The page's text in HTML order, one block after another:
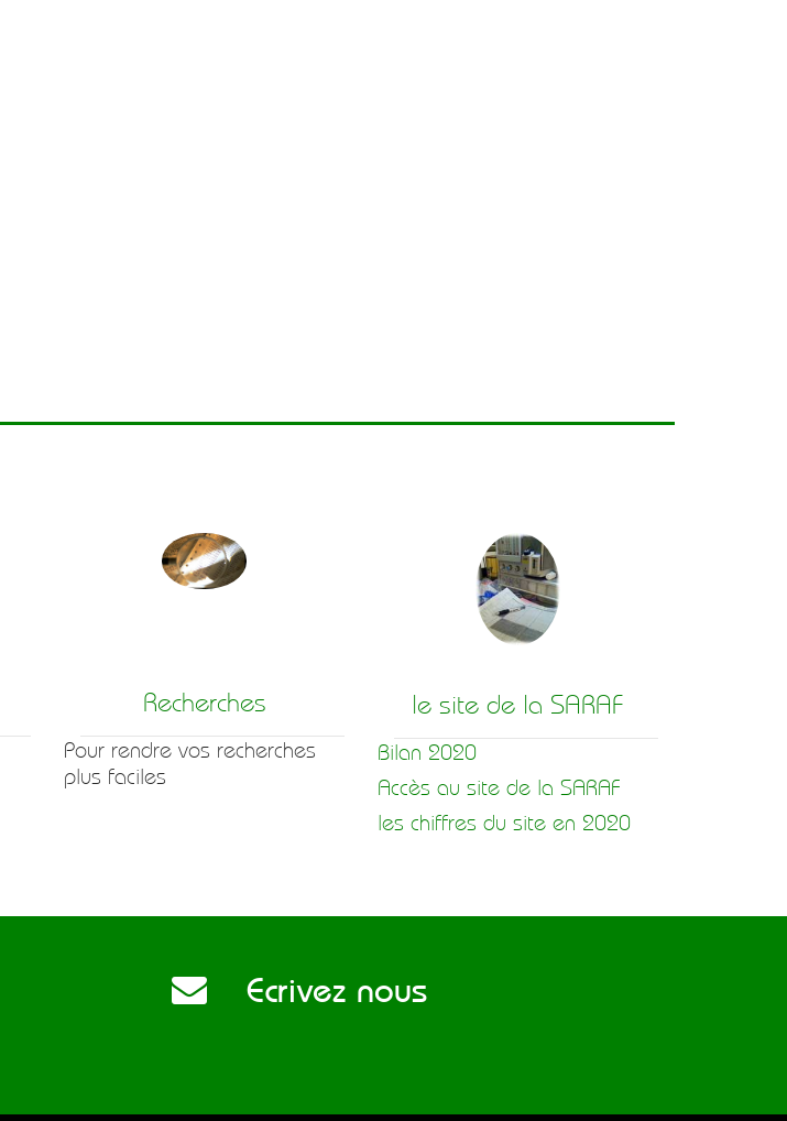
Recherches
Pour rendre vos recherches
plus faciles
le site de la SARAF
Bilan 2020
Accès au site de la SARAF
les chiffres du site en 2020
Ecrivez nous